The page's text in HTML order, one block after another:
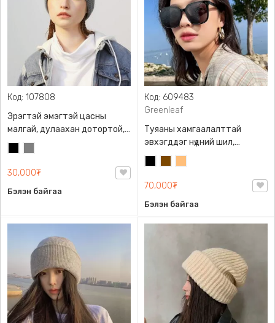
Код: 107808
Эрэгтэй эмэгтэй цасны
малгай, дулаахан дотортой,
Нарны шилтэй сүлжмэл
малгай
30,000₮
Бэлэн байгаа
Код: 609483
Greenleaf
Туяаны хамгаалалттай
эвхэгддэг нүдний шил,
Greenleaf, 2 өнгийн
сонголттой, Авч явахад
авсаархан хайрцагтай, 2023
технологи, Гэрэл мэдрэх
70,000₮
Бэлэн байгаа